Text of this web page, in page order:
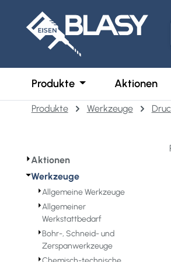
Hauptinhalt springen
Zur Suche springen
Zur Hauptnavigation springen
Produkte Öffne oderAktionen
Produkte Werkzeuge
⏵Aktionen
⏷Werkzeuge
⏵Allgemeine Werkzeuge
⏵Allgemeiner
Werkstattbedarf
⏵Bohr-, Schneid- und
Zerspanwerkzeuge
⏵